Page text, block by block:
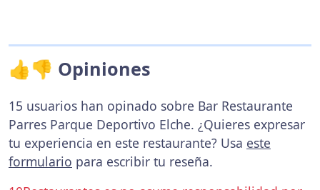
👍👎 Opiniones
15 usuarios han opinado sobre Bar Restaurante
Parres Parque Deportivo Elche. ¿Quieres expresar
tu experiencia en este restaurante? Usa este
formulario para escribir tu reseña.